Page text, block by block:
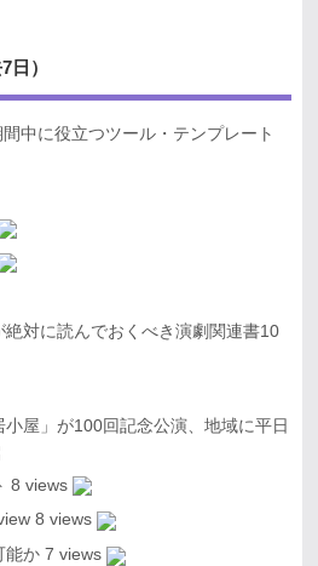
）
中に役立つツール・テンプレート
対に読んでおくべき演劇関連書10
屋」が100回記念公演、地域に平日
8 views
8 views
能か 7 views